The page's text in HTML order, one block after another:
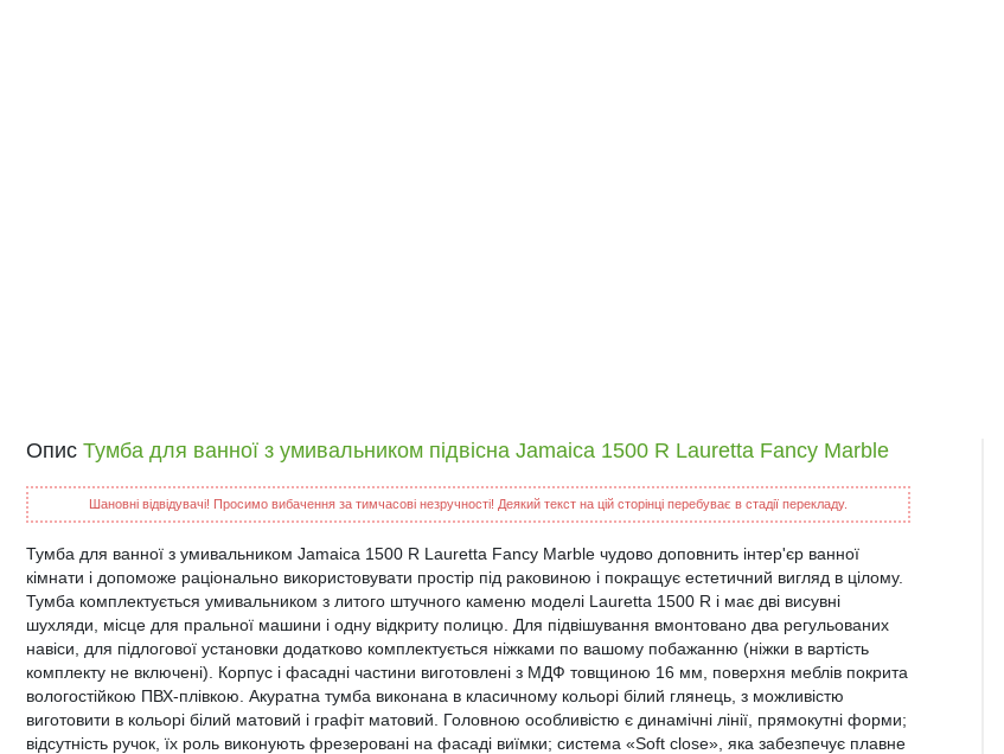
Опис Тумба для ванної з умивальником підвісна Jamaica 1500 R Lauretta Fancy Marble
Шановні відвідувачі! Просимо вибачення за тимчасові незручності! Деякий текст на цій сторінці перебуває в стадії перекладу.
Тумба для ванної з умивальником Jamaica 1500 R Lauretta Fancy Marble чудово доповнить інтер'єр ванної
кімнати і допоможе раціонально використовувати простір під раковиною і покращує естетичний вигляд в цілому.
Тумба комплектується умивальником з литого штучного каменю моделі Lauretta 1500 R і має дві висувні
шухляди, місце для пральної машини і одну відкриту полицю. Для підвішування вмонтовано два регульованих
навіси, для підлогової установки додатково комплектується ніжками по вашому побажанню (ніжки в вартість
комплекту не включені). Корпус і фасадні частини виготовлені з МДФ товщиною 16 мм, поверхня меблів покрита
вологостійкою ПВХ-плівкою. Акуратна тумба виконана в класичному кольорі білий глянець, з можливістю
виготовити в кольорі білий матовий і графіт матовий. Головною особливістю є динамічні лінії, прямокутні форми;
відсутність ручок, їх роль виконують фрезеровані на фасаді виїмки; система «Soft close», яка забезпечує плавне